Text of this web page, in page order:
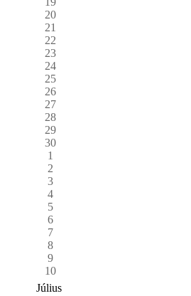
20
21
22
23
24
25
26
27
28
29
30
1
2
3
4
5
6
7
8
9
10
Július